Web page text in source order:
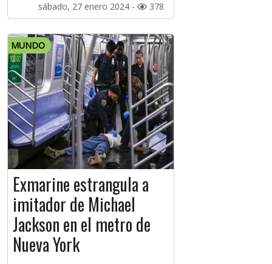
sábado, 27 enero 2024 - 378
MUNDO
Exmarine estrangula a
imitador de Michael
Jackson en el metro de
Nueva York